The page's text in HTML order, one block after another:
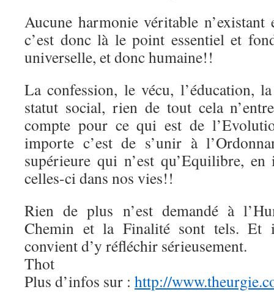
Aucune harmonie véritable n’existant
c’est donc là le point essentiel et
universelle, et donc humaine!!
La confession, le vécu, l’éducation,
statut social, rien de tout cela
compte pour ce qui est de
importe c’est de s’unir à
supérieure qui n’est qu’Equilibre,
celles-ci dans nos vies!!
Rien de plus n’est demandé à
Chemin et la Finalité sont tels. Et
convient d’y réfléchir sérieusement.
Thot
Plus d’infos sur : http://